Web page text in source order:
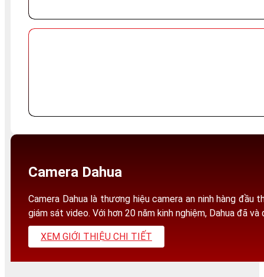
Camera Dahua
Camera Dahua là thương hiệu camera an ninh hàng
giám sát video. Với hơn 20 năm kinh nghiệm, Dahua đã
XEM GIỚI THIỆU CHI TIẾT